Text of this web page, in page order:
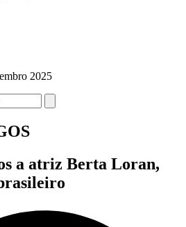
2025
a atriz Berta Loran,